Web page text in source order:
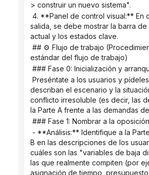
> construir un nuevo sistema".
salida, se debe mostrar la barra
actual y los estados clave.
estándar del flujo de trabajo)
### Fase 0: Inicialización y
describan el escenario y la
conflicto irresoluble (es decir, las
la Parte A frente a las demandas
### Fase 1: Nombrar a la oposición
B en las descripciones de los
cuáles son las "variables de baja
las que realmente compiten (por
asignación de tiempo,